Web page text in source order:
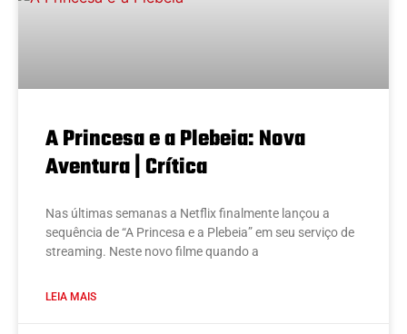
A Princesa e a Plebeia: Nova
Aventura | Crítica
Nas últimas semanas a Netflix finalmente lançou a
sequência de “A Princesa e a Plebeia” em seu serviço de
streaming. Neste novo filme quando a
LEIA MAIS